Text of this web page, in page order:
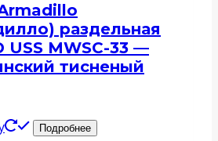
раздельная
USS MWSC-33 —
тисненый
Подробнее